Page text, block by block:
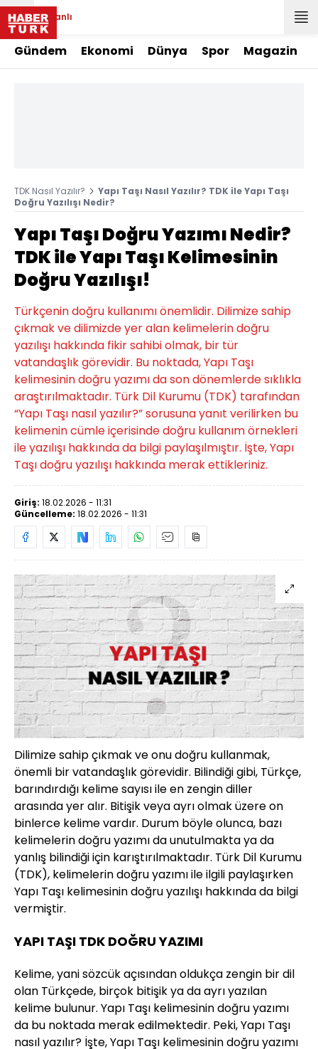
Canlı
Gündem Ekonomi Dünya Spor Magazin
TDK Nasıl Yazılır?
Yapı Taşı Nasıl Yazılır? TDK ile Yapı Taşı
Doğru Yazılışı Nedir?
Yapı Taşı Doğru Yazımı Nedir?
TDK ile Yapı Taşı Kelimesinin
Doğru Yazılışı!
Türkçenin doğru kullanımı önemlidir. Dilimize sahip
çıkmak ve dilimizde yer alan kelimelerin doğru
yazılışı hakkında fikir sahibi olmak, bir tür
vatandaşlık görevidir. Bu noktada, Yapı Taşı
kelimesinin doğru yazımı da son dönemlerde sıklıkla
araştırılmaktadır. Türk Dil Kurumu (TDK) tarafından
“Yapı Taşı nasıl yazılır?” sorusuna yanıt verilirken bu
kelimenin cümle içerisinde doğru kullanım örnekleri
ile yazılışı hakkında da bilgi paylaşılmıştır. İşte, Yapı
Taşı doğru yazılışı hakkında merak ettikleriniz.
Giriş: 18.02.2026 - 11:31
Güncelleme: 18.02.2026 - 11:31
Dilimize sahip çıkmak ve onu doğru kullanmak,
önemli bir vatandaşlık görevidir. Bilindiği gibi, Türkçe,
barındırdığı kelime sayısı ile en zengin diller
arasında yer alır. Bitişik veya ayrı olmak üzere on
binlerce kelime vardır. Durum böyle olunca, bazı
kelimelerin doğru yazımı da unutulmakta ya da
yanlış bilindiği için karıştırılmaktadır. Türk Dil Kurumu
(TDK), kelimelerin doğru yazımı ile ilgili paylaşırken
Yapı Taşı kelimesinin doğru yazılışı hakkında da bilgi
vermiştir.
YAPI TAŞI TDK DOĞRU YAZIMI
Kelime, yani sözcük açısından oldukça zengin bir dil
olan Türkçede, birçok bitişik ya da ayrı yazılan
kelime bulunur. Yapı Taşı kelimesinin doğru yazımı
da bu noktada merak edilmektedir. Peki, Yapı Taşı
nasıl yazılır? İşte, Yapı Taşı kelimesinin doğru yazımı